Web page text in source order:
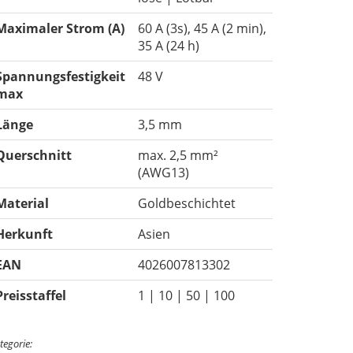
Strom (A)
60 A (3s), 45 A (2 min),
35 A (24 h)
48 V
3,5 mm
max. 2,5 mm²
(AWG13)
Goldbeschichtet
Asien
4026007813302
1 | 10 | 50 | 100